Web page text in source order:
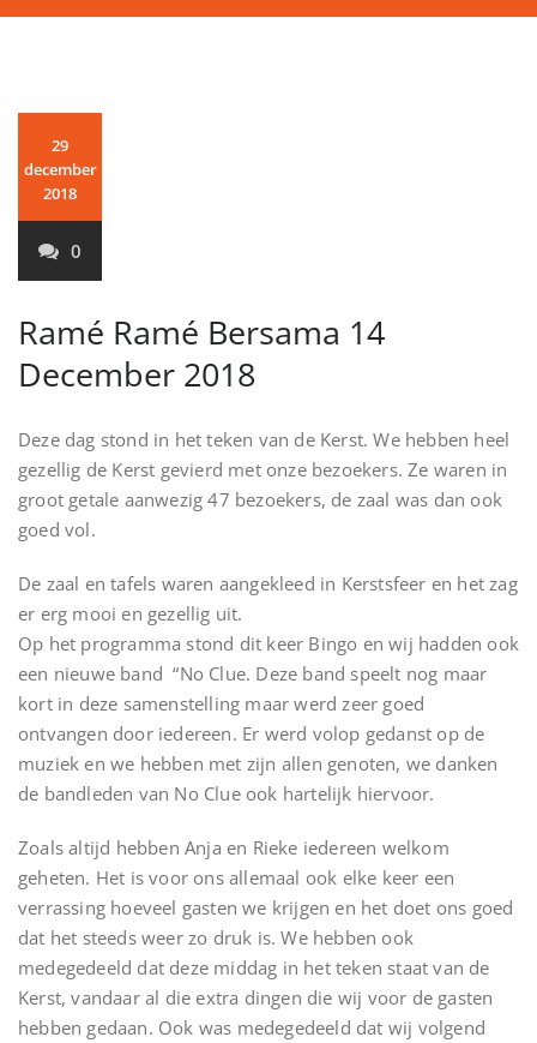
29
december
2018
0
Ramé Ramé Bersama 14
December 2018
Deze dag stond in het teken van de Kerst. We hebben heel
gezellig de Kerst gevierd met onze bezoekers. Ze waren in
groot getale aanwezig 47 bezoekers, de zaal was dan ook
goed vol.
De zaal en tafels waren aangekleed in Kerstsfeer en het zag
er erg mooi en gezellig uit.
Op het programma stond dit keer Bingo en wij hadden ook
een nieuwe band “No Clue. Deze band speelt nog maar
kort in deze samenstelling maar werd zeer goed
ontvangen door iedereen. Er werd volop gedanst op de
muziek en we hebben met zijn allen genoten, we danken
de bandleden van No Clue ook hartelijk hiervoor.
Zoals altijd hebben Anja en Rieke iedereen welkom
geheten. Het is voor ons allemaal ook elke keer een
verrassing hoeveel gasten we krijgen en het doet ons goed
dat het steeds weer zo druk is. We hebben ook
medegedeeld dat deze middag in het teken staat van de
Kerst, vandaar al die extra dingen die wij voor de gasten
hebben gedaan. Ook was medegedeeld dat wij volgend